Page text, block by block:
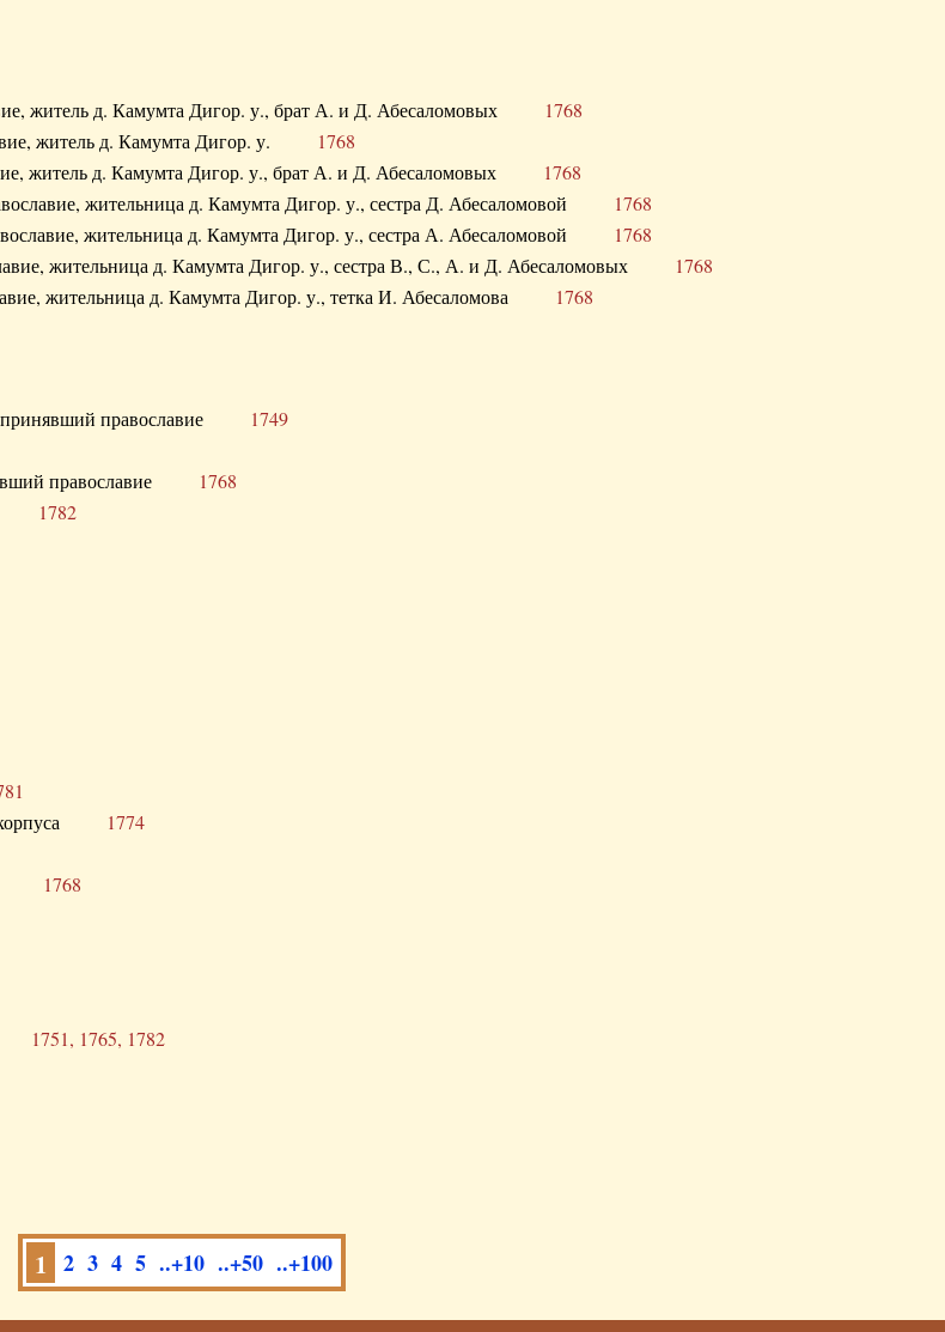
житель д. Камумта Дигор. у., брат А. и Д. Абесаломовых 1768
житель д. Камумта Дигор. у. 1768
житель д. Камумта Дигор. у., брат А. и Д. Абесаломовых 1768
жительница д. Камумта Дигор. у., сестра Д. Абесаломовой 1768
жительница д. Камумта Дигор. у., сестра А. Абесаломовой 1768
жительница д. Камумта Дигор. у., сестра В., С., А. и Д. Абесаломовых 1768
жительница д. Камумта Дигор. у., тетка И. Абесаломова 1768
принявший православие 1749
православие 1768
1782
корпуса 1774
1768
1751, 1765, 1782
1 2 3 4 5 ..+10 ..+50 ..+100